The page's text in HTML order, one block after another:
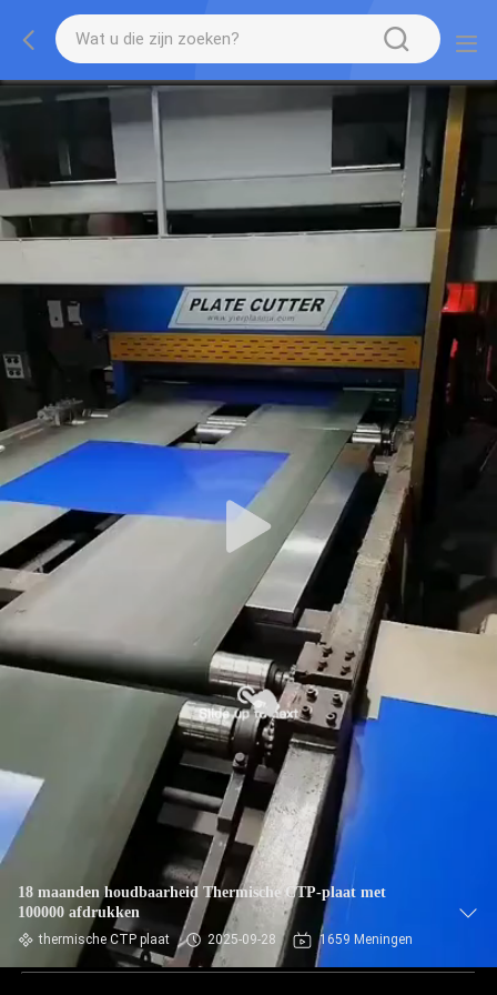
18 maanden houdbaarheid Thermische CTP-plaat met
100000 afdrukken
thermische CTP plaat 2025-09-28 1659 Meningen